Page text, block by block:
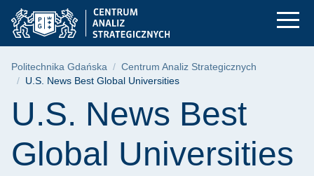
Przejdź
do
menu
Przejdź
do
wyszukiwarki
Przejdź
do
treści
U.S. News Best
Ścieżka nawigacyjna
Politechnika Gdańska
Centrum Analiz Strategicznych
U.S. News Best Global Universities
Treść strony
U.S. News Best
Global Universities